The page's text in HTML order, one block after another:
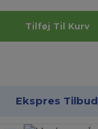
Tilføj Til Kurv
Ekspres Tilbud